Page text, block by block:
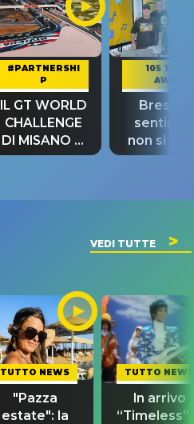
#PARTNERSHI
P
IL GT WORLD
CHALLENGE
DI MISANO si
riconferma
105 TAKE
AWAY
Bresh:
non si
fino alla
VEDI TUTTE
TUTTO NEWS
"Pazza
estate": la
TUTTO NEWS
In arrivo